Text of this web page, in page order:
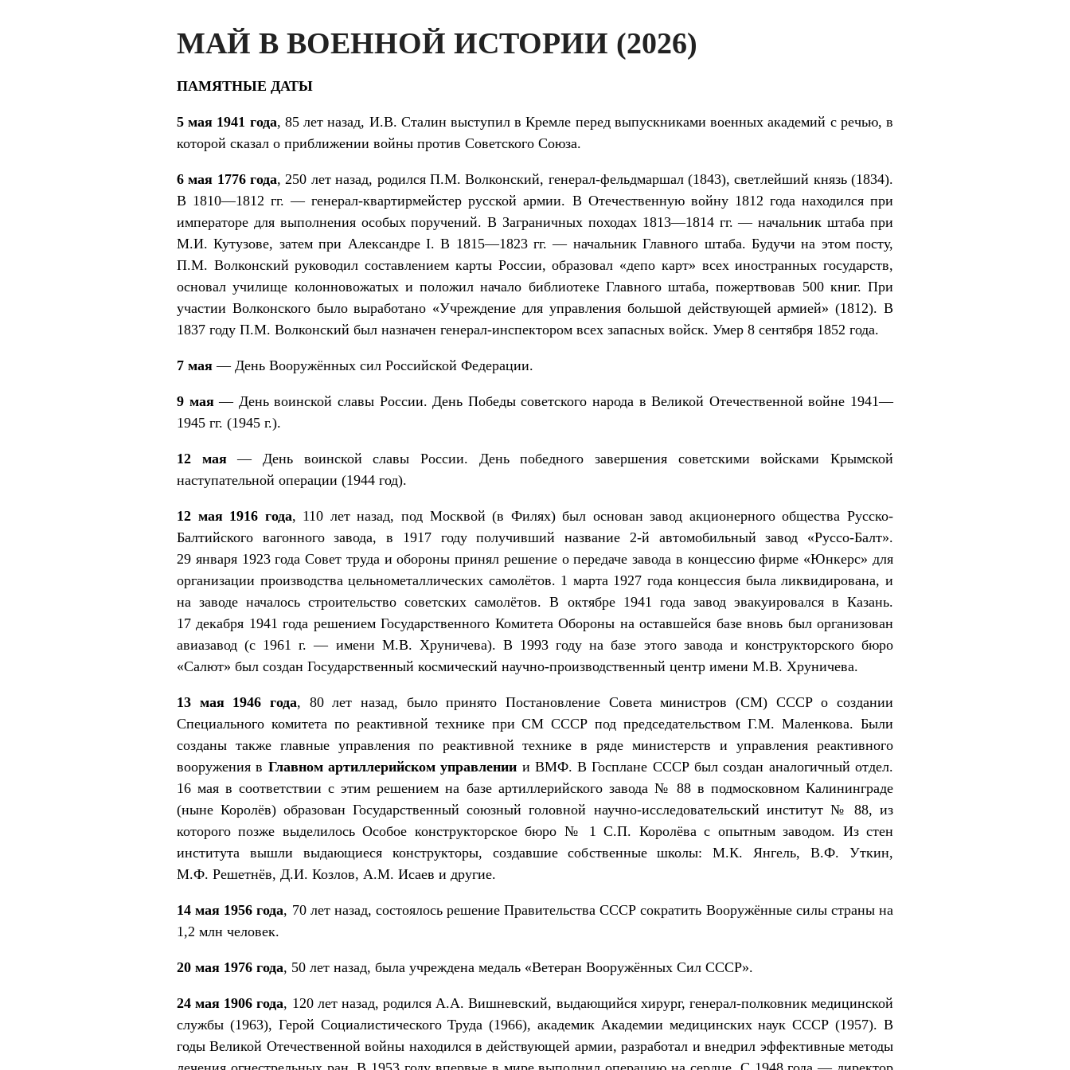
МАЙ В ВОЕННОЙ ИСТОРИИ (2026)
ПАМЯТНЫЕ ДАТЫ
5 мая 1941 года, 85 лет назад, И.В. Сталин выступил в Кремле перед выпускниками военных академий с речью, в
которой сказал о приближении войны против Советского Союза.
6 мая 1776 года, 250 лет назад, родился П.М. Волконский, генерал-фельдмаршал (1843), светлейший князь (1834).
В 1810—1812 гг. — генерал-квартирмейстер русской армии. В Отечественную войну 1812 года находился при
императоре для выполнения особых поручений. В Заграничных походах 1813—1814 гг. — начальник штаба при
М.И. Кутузове, затем при Александре I. В 1815—1823 гг. — начальник Главного штаба. Будучи на этом посту,
П.М. Волконский руководил составлением карты России, образовал «депо карт» всех иностранных государств,
основал училище колонновожатых и положил начало библиотеке Главного штаба, пожертвовав 500 книг. При
участии Волконского было выработано «Учреждение для управления большой действующей армией» (1812). В
1837 году П.М. Волконский был назначен генерал-инспектором всех запасных войск. Умер 8 сентября 1852 года.
7 мая — День Вооружённых сил Российской Федерации.
9 мая— День воинской славы России. День Победы советского народа в Великой Отечественной войне 1941—
1945 гг. (1945 г.).
12 мая— День воинской славы России. День победного завершения советскими войсками Крымской
наступательной операции (1944 год).
12 мая 1916 года, 110 лет назад, под Москвой (в Филях) был основан завод акционерного общества Русско-
Балтийского вагонного завода, в 1917 году получивший название 2-й автомобильный завод «Руссо-Балт».
29 января 1923 года Совет труда и обороны принял решение о передаче завода в концессию фирме «Юнкерс» для
организации производства цельнометаллических самолётов. 1 марта 1927 года концессия была ликвидирована, и
на заводе началось строительство советских самолётов. В октябре 1941 года завод эвакуировался в Казань.
17 декабря 1941 года решением Государственного Комитета Обороны на оставшейся базе вновь был организован
авиазавод (с 1961 г. — имени М.В. Хруничева). В 1993 году на базе этого завода и конструкторского бюро
«Салют» был создан Государственный космический научно-производственный центр имени М.В. Хруничева.
13 мая 1946 года, 80 лет назад, было принято Постановление Совета министров (СМ) СССР о создании
Специального комитета по реактивной технике при СМ СССР под председательством Г.М. Маленкова. Были
созданы также главные управления по реактивной технике в ряде министерств и управления реактивного
вооружения в Главном артиллерийском управлении и ВМФ. В Госплане СССР был создан аналогичный отдел.
16 мая в соответствии с этим решением на базе артиллерийского завода № 88 в подмосковном Калининграде
(ныне Королёв) образован Государственный союзный головной научно-исследовательский институт № 88, из
которого позже выделилось Особое конструкторское бюро № 1 С.П. Королёва с опытным заводом. Из стен
института вышли выдающиеся конструкторы, создавшие собственные школы: М.К. Янгель, В.Ф. Уткин,
М.Ф. Решетнёв, Д.И. Козлов, А.М. Исаев и другие.
14 мая 1956 года, 70 лет назад, состоялось решение Правительства СССР сократить Вооружённые силы страны на
1,2 млн человек.
20 мая 1976 года, 50 лет назад, была учреждена медаль «Ветеран Вооружённых Сил СССР».
24 мая 1906 года, 120 лет назад, родился А.А. Вишневский, выдающийся хирург, генерал-полковник медицинской
службы (1963), Герой Социалистического Труда (1966), академик Академии медицинских наук СССР (1957). В
годы Великой Отечественной войны находился в действующей армии, разработал и внедрил эффективные методы